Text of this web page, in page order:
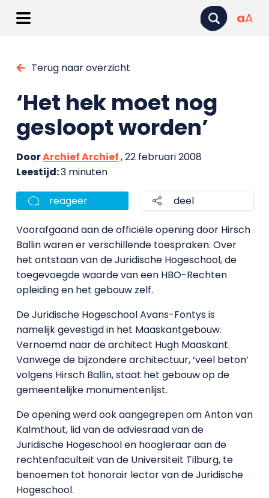
aA
Terug naar overzicht
‘Het hek moet nog
gesloopt worden’
DoorArchief Archief, 22 februari 2008
Leestijd:3 minuten
reageer deel
Voorafgaand aan de officiële opening door Hirsch
Ballin waren er verschillende toespraken. Over
het ontstaan van de Juridische Hogeschool, de
toegevoegde waarde van een HBO-Rechten
opleiding en het gebouw zelf.
De Juridische Hogeschool Avans-Fontys is
namelijk gevestigd in het Maaskantgebouw.
Vernoemd naar de architect Hugh Maaskant.
Vanwege de bijzondere architectuur, ‘veel beton’
volgens Hirsch Ballin, staat het gebouw op de
gemeentelijke monumentenlijst.
De opening werd ook aangegrepen om Anton van
Kalmthout, lid van de adviesraad van de
Juridische Hogeschool en hoogleraar aan de
rechtenfaculteit van de Universiteit Tilburg, te
benoemen tot honorair lector van de Juridische
Hogeschool.